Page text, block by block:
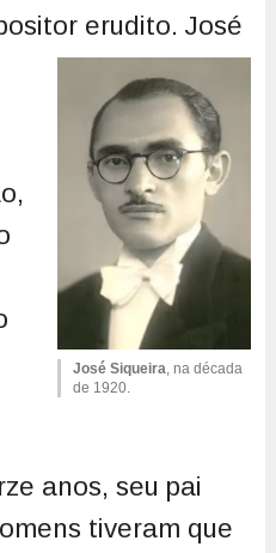
erudito.
José Siqueira, na década
de 1920.
José
anos, seu pai
tiveram que